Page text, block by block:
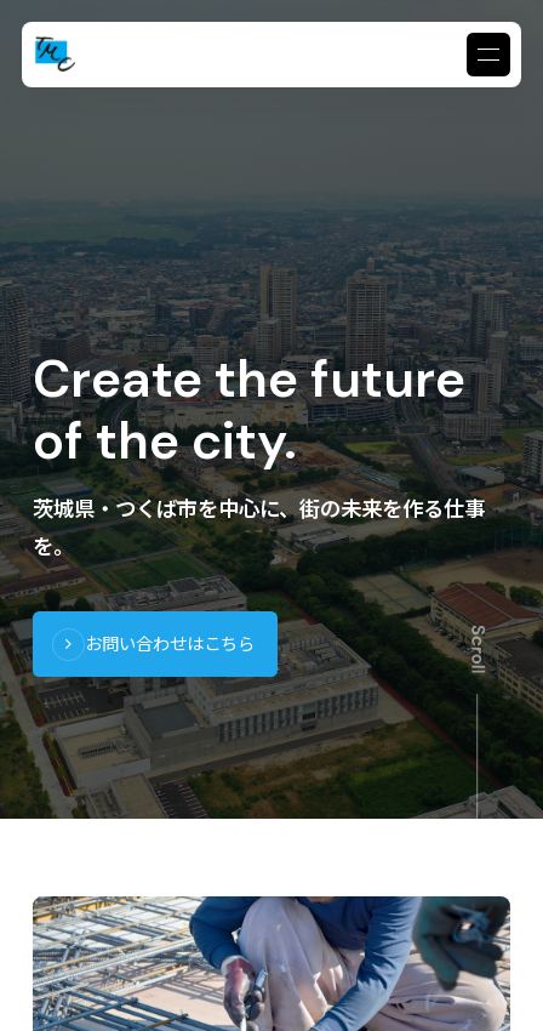
Create the future
of the city.
茨城県・つくば市を中心に、街の未来を作る仕事
を。
お問い合わせはこちら